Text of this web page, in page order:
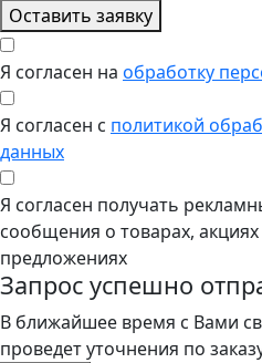
Оставить заявку
Я согласен на обработку
Я согласен с политикой
данных
Я согласен получать
сообщения о товарах,
предложениях
Запрос успешно
В ближайшее время с Вами
проведет уточнения по